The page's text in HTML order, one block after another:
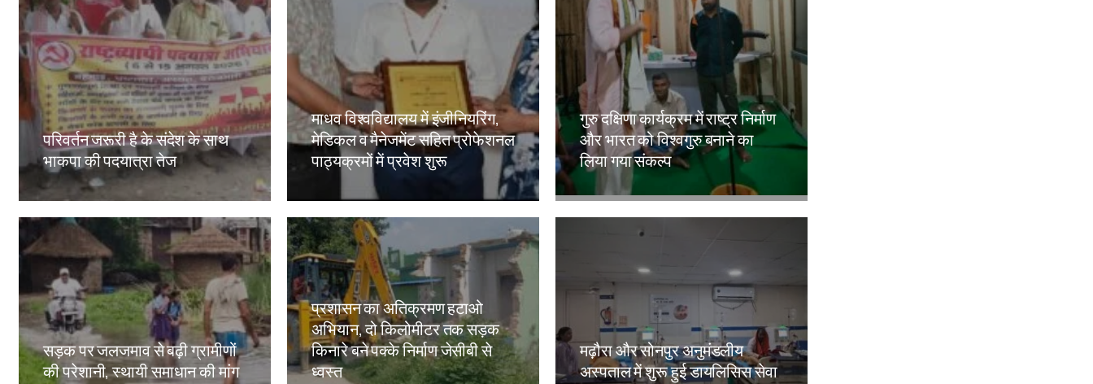
परिवर्तन जरूरी है के संदेश के साथ
भाकपा की पदयात्रा तेज
Amit Lekh
माधव विश्वविद्यालय में इंजीनियरिंग,
मेडिकल व मैनेजमेंट सहित प्रोफेशनल
पाठ्यक्रमों में प्रवेश शुरू
गुरु दक्षिणा कार्यक्रम में राष्ट्र निर्माण
और भारत को विश्वगुरु बनाने का
लिया गया संकल्प
Amit Lekh
सड़क पर जलजमाव से बढ़ी ग्रामीणों
की परेशानी, स्थायी समाधान की मांग
प्रशासन का अतिक्रमण हटाओ
अभियान, दो किलोमीटर तक सड़क
किनारे बने पक्के निर्माण जेसीबी से
ध्वस्त
मढ़ौरा और सोनपुर अनुमंडलीय
अस्पताल में शुरू हुई डायलिसिस सेवा